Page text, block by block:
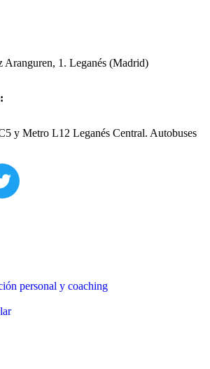
Aranguren, 1. Leganés (Madrid)
y Metro L12 Leganés Central. Autobuses
personal y coaching